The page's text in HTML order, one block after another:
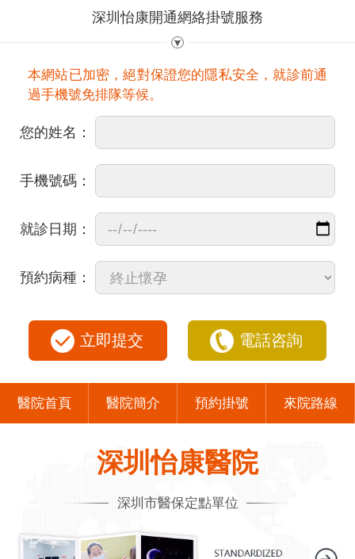
深圳怡康開通網絡掛號服務
本網站已加密，絕對保證您的隱私安全，就診前通
過手機號免排隊等候。
您的姓名：
手機號碼：
就診日期：
預約病種：
立即提交 電話咨詢
醫院首頁 醫院簡介 預約掛號 來院路線
深圳怡康醫院
深圳市醫保定點單位